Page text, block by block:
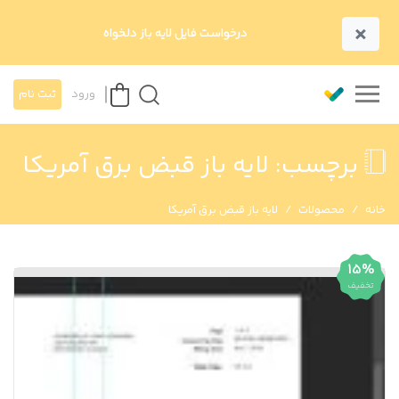
× درخواست فایل لایه باز دلخواه
ورود ثبت نام
برچسب: لایه باز قبض برق آمریکا
خانه محصولات لایه باز قبض برق آمریکا
15%
تخفیف